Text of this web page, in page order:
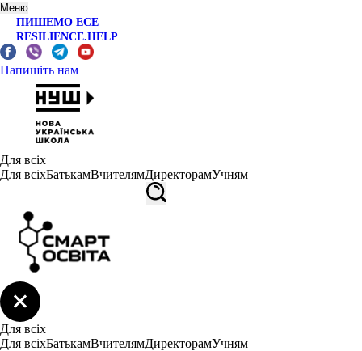
Меню
ПИШЕМО ЕСЕ
RESILIENCE.HELP
Напишіть нам
Для всіх
Для всіхБатькамВчителямДиректорамУчням
Для всіх
Для всіхБатькамВчителямДиректорамУчням